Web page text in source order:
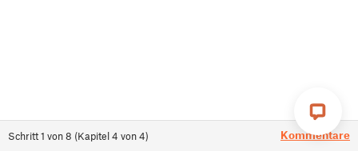
Schritt1 von8 (Kapitel4 von4) Kommentare